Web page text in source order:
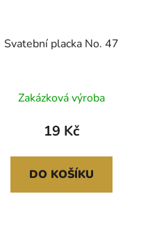
Svatební placka No. 47
Zakázková výroba
19 Kč
DO KOŠÍKU